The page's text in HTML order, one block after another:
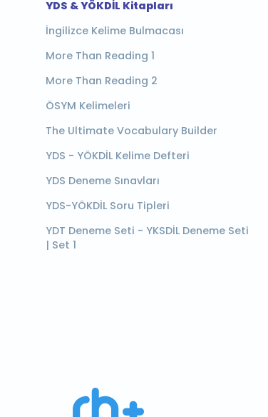
YDS & YÖKDİL Kitapları
İngilizce Kelime Bulmacası
More Than Reading 1
More Than Reading 2
ÖSYM Kelimeleri
The Ultimate Vocabulary Builder
YDS - YÖKDİL Kelime Defteri
YDS Deneme Sınavları
YDS-YÖKDİL Soru Tipleri
YDT Deneme Seti - YKSDİL Deneme Seti
| Set 1